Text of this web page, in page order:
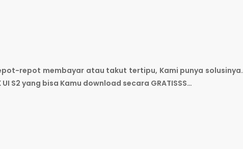
repot membayar atau takut tertipu, Kami punya solusinya.
UI S2 yang bisa Kamu download secara GRATISSS…